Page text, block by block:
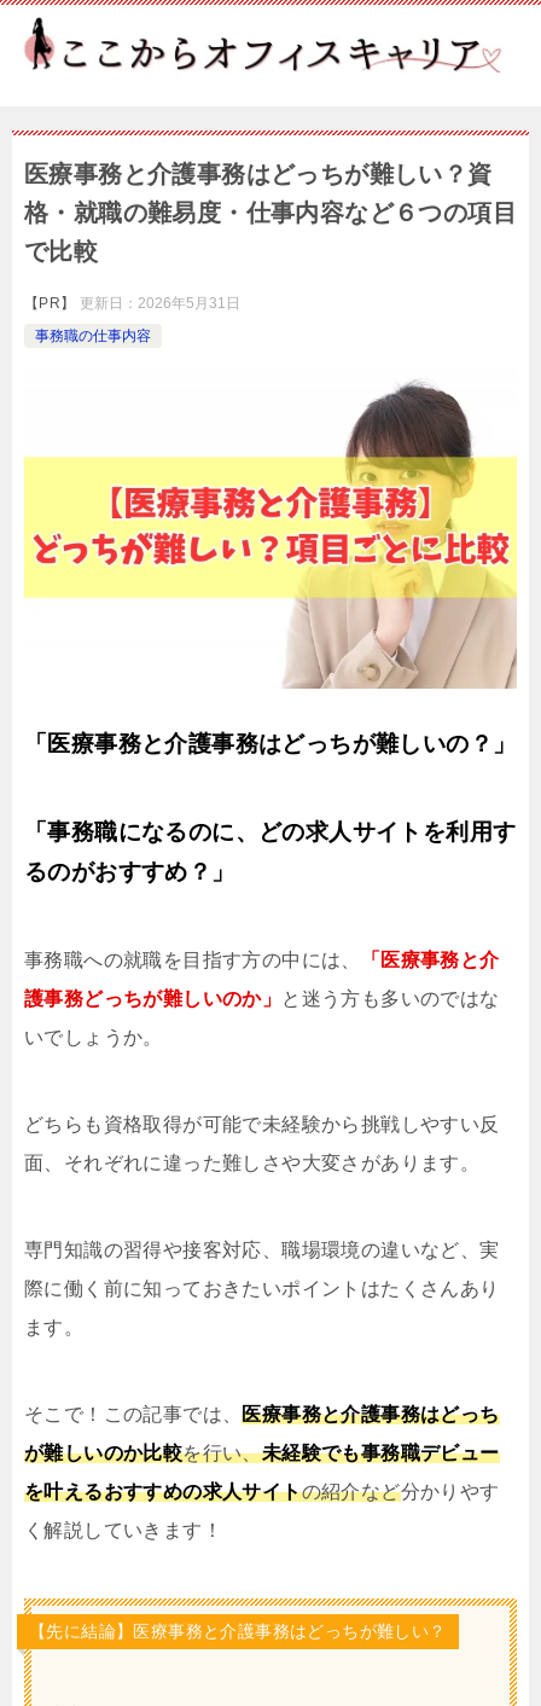
医療事務と介護事務はどっちが難しい？資
格・就職の難易度・仕事内容など６つの項目
で比較
【PR】 更新日： 2026年5月31日
事務職の仕事内容
「医療事務と介護事務はどっちが難しいの？」
「事務職になるのに、どの求人サイトを利用す
るのがおすすめ？」
事務職への就職を目指す方の中には、
「医療事務と介
護事務どっちが難しいのか」 と迷う方も多いのではな
いでしょうか。
どちらも資格取得が可能で未経験から挑戦しやすい反
面、それぞれに違った難しさや大変さがあります。
専門知識の習得や接客対応、職場環境の違いなど、実
際に働く前に知っておきたいポイントはたくさんあり
ます。
そこで！この記事では、医療事務と介護事務はどっち
が難しいのか比較を行い、未経験でも事務職デビュー
を叶えるおすすめの求人サイトの紹介など分かりやす
く解説していきます！
【先に結論】医療事務と介護事務はどっちが難しい？